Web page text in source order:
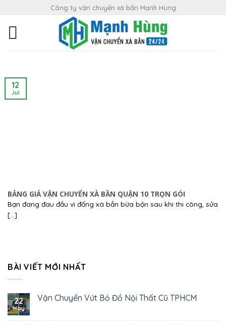
Công ty vận chuyển xà bần Mạnh Hùng
BẢNG GIÁ VẬN CHUYỂN XÀ BẦN QUẬN 10 TRỌN GÓI
Bạn đang đau đầu vì đống xà bần bừa bộn sau khi thi công, sửa
[...]
12
Jul
BÀI VIẾT MỚI NHẤT
22
May
Vận Chuyển Vứt Bỏ Đồ Nội Thất Cũ TPHCM